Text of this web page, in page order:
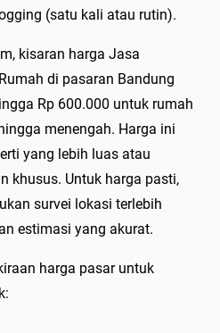
(satu kali atau rutin).
kisaran harga Jasa
di pasaran Bandung
Rp 600.000 untuk rumah
menengah. Harga ini
yang lebih luas atau
khusus. Untuk harga pasti,
survei lokasi terlebih
estimasi yang akurat.
harga pasar untuk